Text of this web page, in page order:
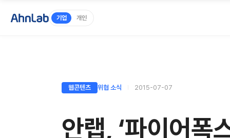
기업 개인
웹콘텐츠 위협 소식 2015-07-07
안랩, ‘파이어폭